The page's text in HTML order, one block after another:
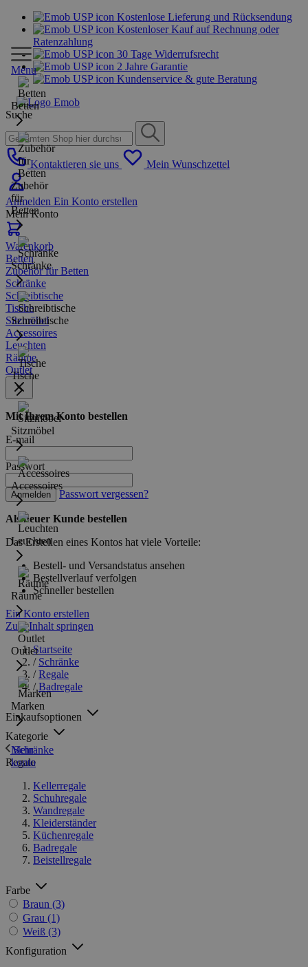
Kostenlose Lieferung und Rücksendung
Kostenloser Kauf auf Rechnung oder
Ratenzahlung
30 Tage Widerrufsrecht
2 Jahre Garantie
Kundenservice & gute Beratung
Suche
Kontaktieren sie uns Mein Wunschzettel
Anmelden Ein Konto erstellen
Mein Konto
Warenkorb
Menu
Betten
Zubehör
für
Betten
Schränke
Schreibtische
Tische
Sitzmöbel
Accessoires
Leuchten
Räume
Outlet
Marken
Mein
konto
Betten
Zubehör für Betten
Schränke
Schreibtische
Tische
Sitzmöbel
Accessoires
Leuchten
Räume
Outlet
Mit Ihrem Konto bestellen
E-mail
Passwort
Anmelden Passwort vergessen?
Als neuer Kunde bestellen
Das Erstellen eines Kontos hat viele Vorteile:
Bestell- und Versandstatus ansehen
Bestellverlauf verfolgen
Schneller bestellen
Ein Konto erstellen
Zum Inhalt springen
Startseite
/ Schränke
/ Regale
/ Badregale
Einkaufsoptionen
Kategorie
Schränke
Regale
Kellerregale
Schuhregale
Wandregale
Kleiderständer
Küchenregale
Badregale
Beistellregale
Farbe
Braun (3)
Grau (1)
Weiß (3)
Konfiguration